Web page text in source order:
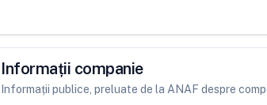
Informații companie
Informații publice, preluate de la ANAF despre